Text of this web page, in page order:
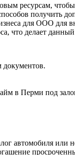
ресурсам,
получить
для ООО
что делает
документов.
в Перми под
автомобиля